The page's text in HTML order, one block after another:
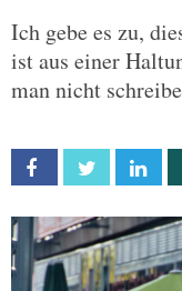
Ich gebe es zu,
ist aus einer
man nicht
Facebook Twitter